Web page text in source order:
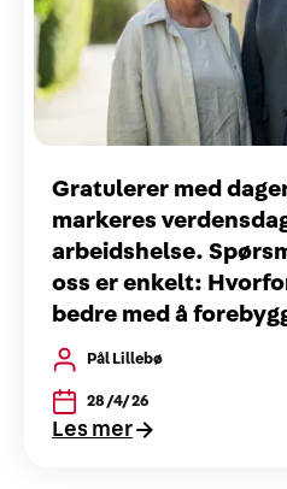
Gratulerer med
markeres
arbeidshelse.
oss er enkelt:
bedre med å
Pål Lillebø
28/4/26
Les mer